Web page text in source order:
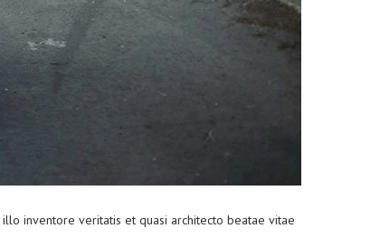
inventore veritatis et quasi architecto beatae vitae